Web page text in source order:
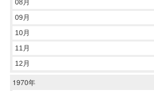
08月
09月
10月
11月
12月
1970年